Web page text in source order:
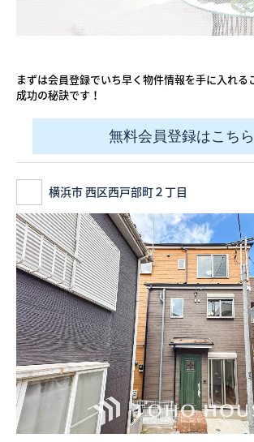
まずは会員登録でいち早く物件情報を手に入れる
成功の秘訣です！
無料会員登録はこちら
横浜市 西区西戸部町２丁目